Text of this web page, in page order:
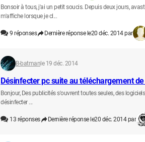
Bonsoir à tous, j'ai un petit soucis. Depuis deux jours,
m'affiche lorsque je cl...
9 réponses Dernière réponse le20 déc. 2014 par
B-batman le 19 déc. 2014
Désinfecter pc suite au téléchargement
Bonjour, Des publicités s'ouvrent toutes seules, des
désinfecter ...
13 réponses Dernière réponse le20 déc. 2014 par